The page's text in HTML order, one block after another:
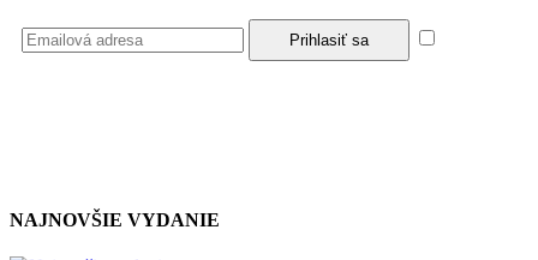
NAJNOVŠIE VYDANIE